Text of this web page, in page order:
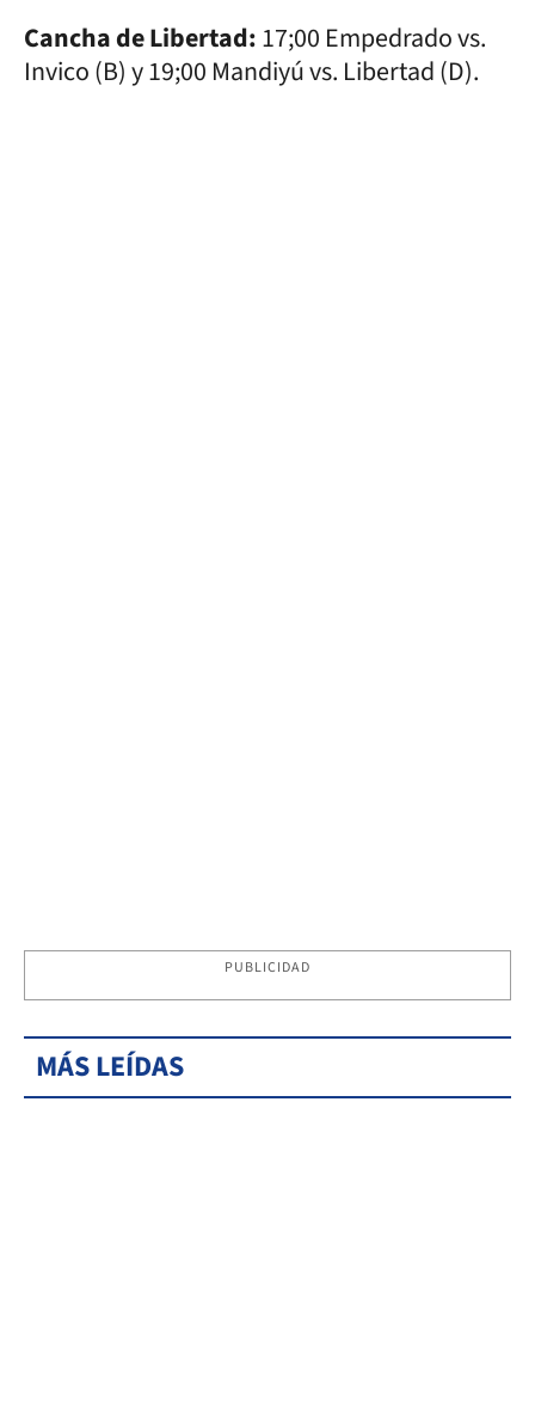
Cancha de Libertad:17;00 Empedrado vs.
Invico (B) y 19;00 Mandiyú vs. Libertad (D).
PUBLICIDAD
MÁS LEÍDAS